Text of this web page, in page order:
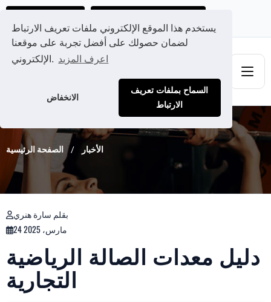
يستخدم هذا الموقع الإلكتروني ملفات تعريف الارتباط
لضمان حصولك على أفضل تجربة على موقعنا
الإلكتروني. اعرف المزيد
الانخفاض
السماح بملفات تعريف
الارتباط
الصفحة الرئيسية الأخبار
بقلم سارة هنري
24 مارس، 2025
دليل معدات الصالة الرياضية
التجارية